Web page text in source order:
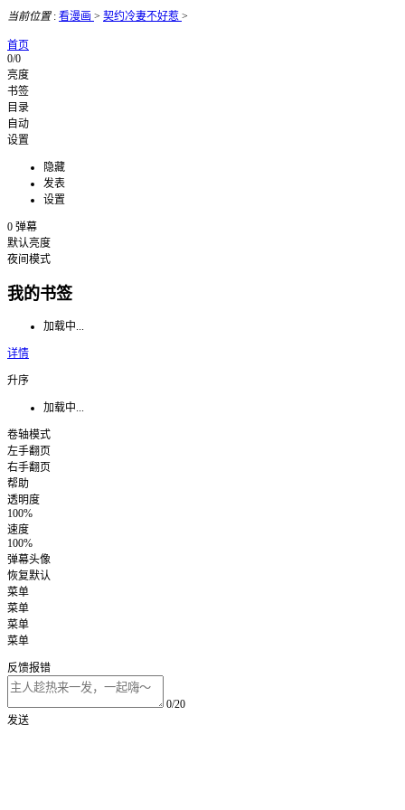
当前位置: 看漫画 > 契约冷妻不好惹 >
首页
0/0
亮度
书签
目录
自动
设置
隐藏
发表
设置
0 弹幕
默认亮度
夜间模式
我的书签
加载中...
详情
升序
加载中...
卷轴模式
左手翻页
右手翻页
帮助
透明度
100%
速度
100%
弹幕头像
恢复默认
菜单
菜单
菜单
菜单
反馈报错
0/20
发送